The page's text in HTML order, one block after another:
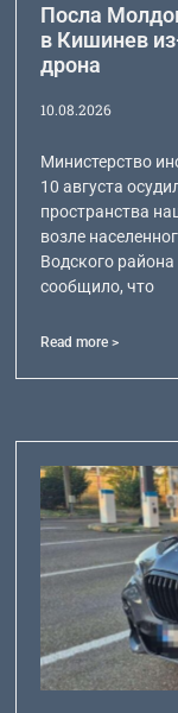
Посла
в Кишинев
дрона
10.08.2026
Министерство
10 августа
пространства
возле
Водского
сообщило, что
Read more >